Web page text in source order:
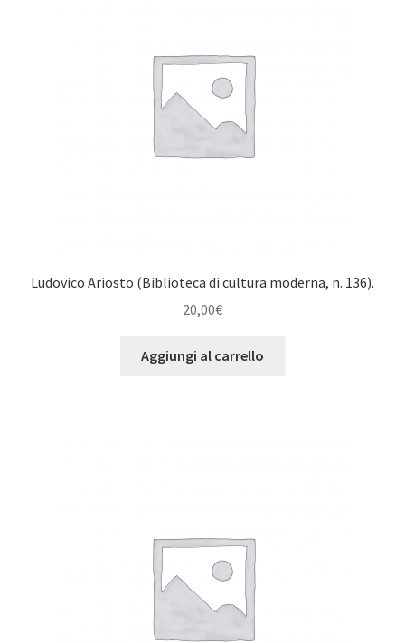
Ludovico Ariosto (Biblioteca di cultura moderna, n. 136).
20,00€
Aggiungi al carrello